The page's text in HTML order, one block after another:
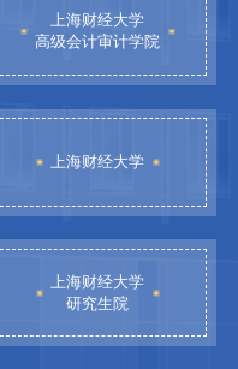
上海财经大学
高级会计审计学院
上海财经大学
上海财经大学
研究生院